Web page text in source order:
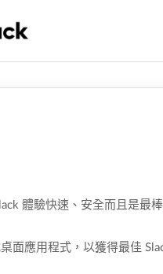
體驗快速、安全而且是最
面應用程式，以獲得最佳